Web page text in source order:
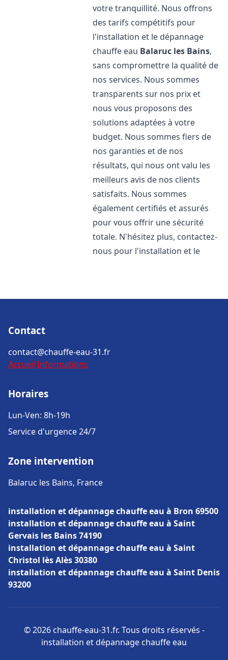
votre tranquillité. Nous offrons
des tarifs compétitifs pour
l'installation et le dépannage
chauffe eau Balaruc les Bains,
sans compromettre la qualité de
nos services. Nous sommes
transparents sur nos prix et
nous vous proposons des
solutions adaptées à votre
budget. Nous sommes fiers de
nos garanties et de nos
résultats, qui nous ont valu les
meilleurs avis de nos clients
satisfaits. Nous sommes
également certifiés et assurés
pour vous offrir une sécurité
totale. N'hésitez plus, contactez-
nous pour l'installation et le
Contact
contact@chauffe-eau-31.fr
Accueil Informations
Horaires
Lun-Ven: 8h-19h
Service d'urgence 24/7
Zone intervention
Balaruc les Bains, France
installation et dépannage chauffe eau à Bron 69500
installation et dépannage chauffe eau à Saint
Gervais les Bains 74190
installation et dépannage chauffe eau à Saint
Christol lès Alès 30380
installation et dépannage chauffe eau à Saint Denis
93200
© 2026 chauffe-eau-31.fr. Tous droits réservés -
installation et dépannage chauffe eau